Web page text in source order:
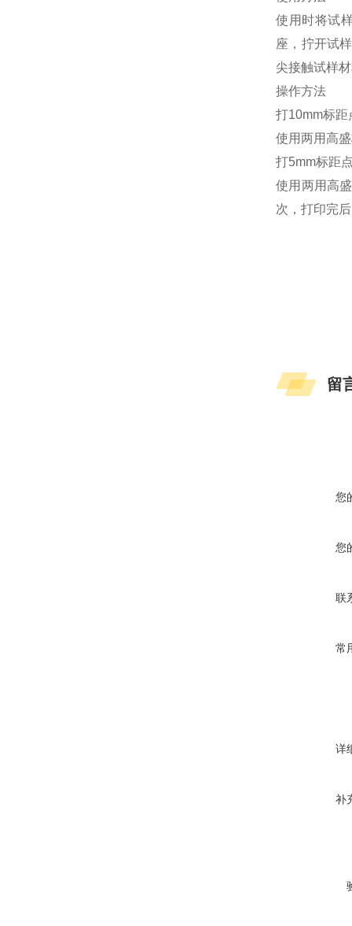
使用时将试
座，拧开试
尖接触试样
操作方法
打10mm标距
使用两用高
打5mm标距
使用两用高
次，打印完
留
您
您
联
常
详
补